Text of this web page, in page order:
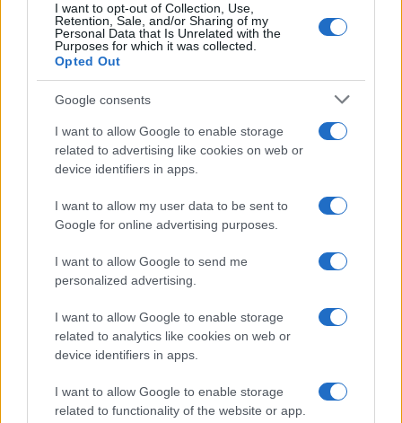
I want to opt-out of Collection, Use,
Retention, Sale, and/or Sharing of my
Personal Data that Is Unrelated with the
Purposes for which it was collected.
Opted Out
Google consents
I want to allow Google to enable storage
related to advertising like cookies on web or
device identifiers in apps.
I want to allow my user data to be sent to
Google for online advertising purposes.
I want to allow Google to send me
personalized advertising.
I want to allow Google to enable storage
related to analytics like cookies on web or
device identifiers in apps.
I want to allow Google to enable storage
related to functionality of the website or app.
BELLEZZA
Outfit curvy estate 2026: come conquistare con stile
ad un appuntamento romantico